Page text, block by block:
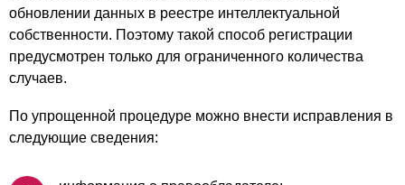
обновлении данных в реестре интеллектуальной
собственности. Поэтому такой способ регистрации
предусмотрен только для ограниченного количества
случаев.
По упрощенной процедуре можно внести исправления в
следующие сведения: